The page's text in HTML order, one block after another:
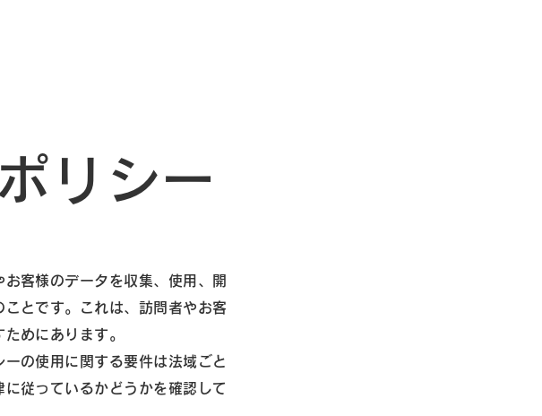
リシー
客様のデータを収集、使用、開
とです。これは、訪問者やお客
めにあります。
の使用に関する要件は法域ごと
従っているかどうかを確認して